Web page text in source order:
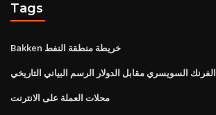
Tags
Bakken خريطة منطقة النفط
الفرنك السويسري مقابل الدولار الرسم البياني التاريخي
محلات العملة على الانترنت